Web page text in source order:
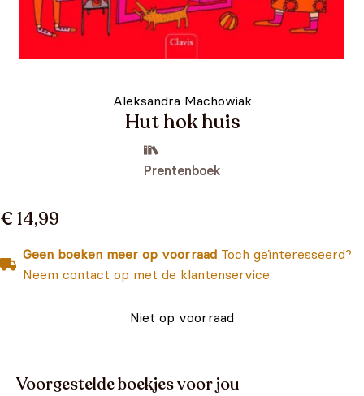
Aleksandra Machowiak
Hut hok huis
Prentenboek
€ 14,99
Geen boeken meer op voorraad Toch geïnteresseerd?
Neem contact op met de klantenservice
Niet op voorraad
Voorgestelde boekjes voor jou